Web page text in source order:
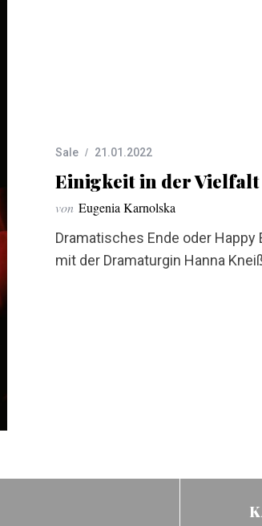
Sale 21.01.2022
Einigkeit in der Vielfalt
von Eugenia Karnolska
Dramatisches Ende oder
mit der Dramaturgin Hanna